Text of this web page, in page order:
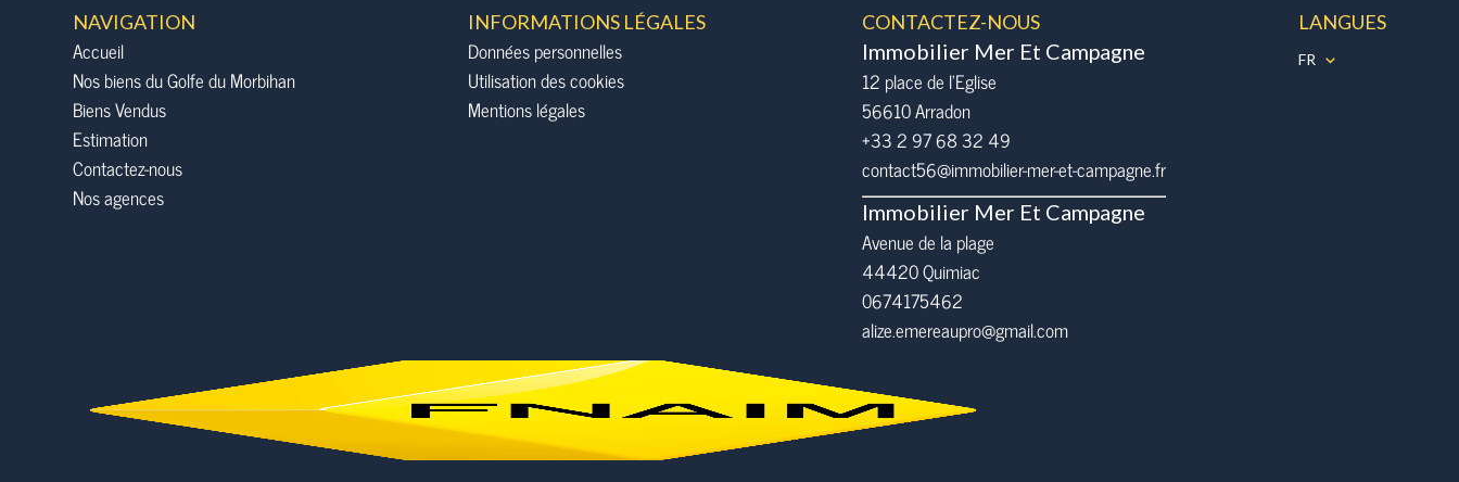
NAVIGATION
Accueil
Nos biens du Golfe du Morbihan
Biens Vendus
Estimation
Contactez-nous
Nos agences
INFORMATIONS LÉGALES
Données personnelles
Utilisation des cookies
Mentions légales
CONTACTEZ-NOUS
Immobilier Mer Et Campagne
12 place de l’Eglise
56610Arradon
+33 2 97 68 32 49
contact56@immobilier-mer-et-campagne.fr
Immobilier Mer Et Campagne
Avenue de la plage
44420 Quimiac
0674175462
alize.emereaupro@gmail.com
LANGUES
FR